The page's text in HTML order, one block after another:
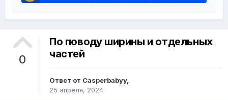
0
По поводу ширины и отдельных
частей
Ответ от Casperbabyy,
25 апреля, 2024